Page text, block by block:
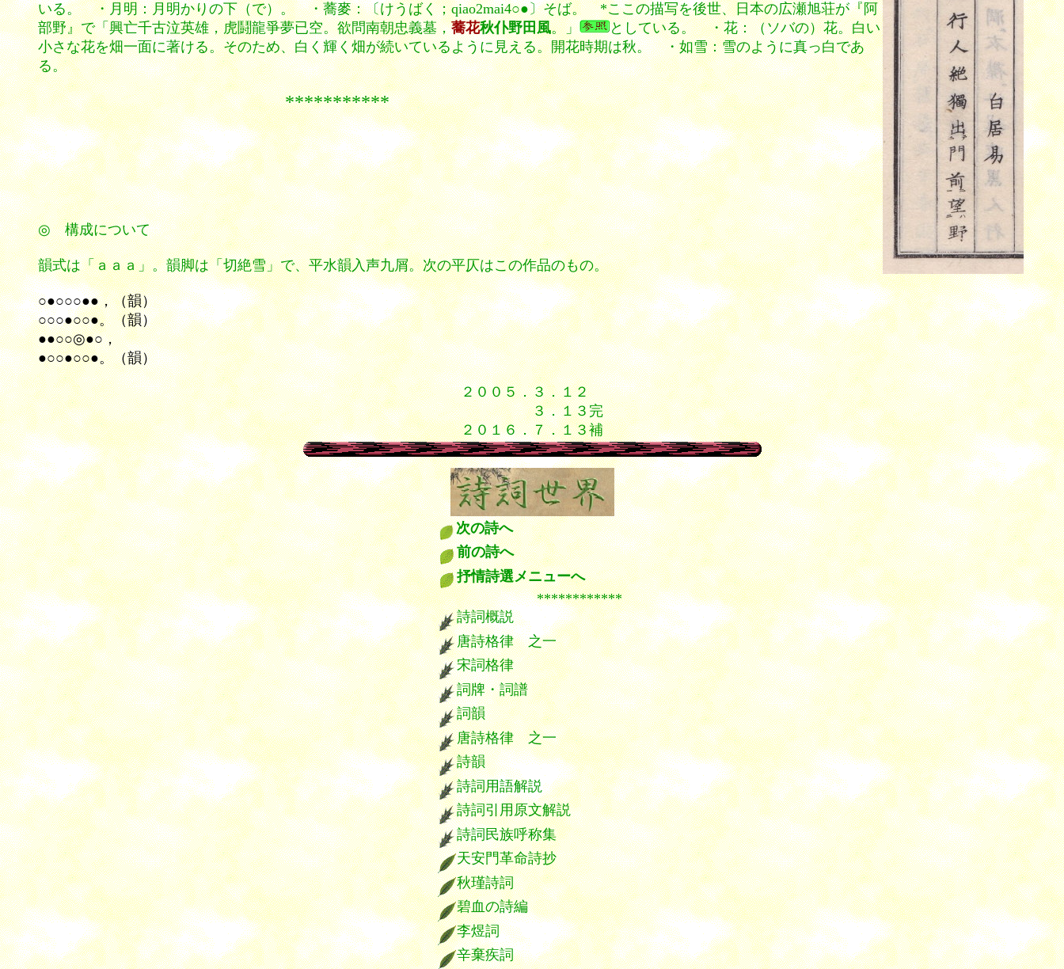
いる。 ・月明：月明かりの下（で）。 ・蕎麥：〔けうばく；qiao2mai4○●〕そば。 *ここの描写を後世、日本の広瀬旭荘が『阿
部野』で「興亡千古泣英雄，虎鬪龍爭夢已空。欲問南朝忠義墓，蕎花秋仆野田風。」
としている。 ・花：（ソバの）花。白い
小さな花を畑一面に著ける。そのため、白く輝く畑が続いているように見える。開花時期は秋。 ・如雪：雪のように真っ白であ
る。
***********
◎ 構成について
韻式は「ａａａ」。韻脚は「切絶雪」で、平水韻入声九屑。次の平仄はこの作品のもの。
○●○○○●●，（韻）
○○○●○○●。（韻）
●●○○◎●○，
●○○●○○●。（韻）
２００５．３．１２
３．１３完
２０１６．７．１３補
漢詩 填詞 詩餘 詩余
次の詩へ
前の詩へ
抒情詩選メニューへ
************
詩詞概説
唐詩格律 之一
宋詞格律
詞牌・詞譜
詞韻
唐詩格律 之一
詩韻
詩詞用語解説
詩詞引用原文解説
詩詞民族呼称集
天安門革命詩抄
秋瑾詩詞
碧血の詩編
李煜詞
辛棄疾詞